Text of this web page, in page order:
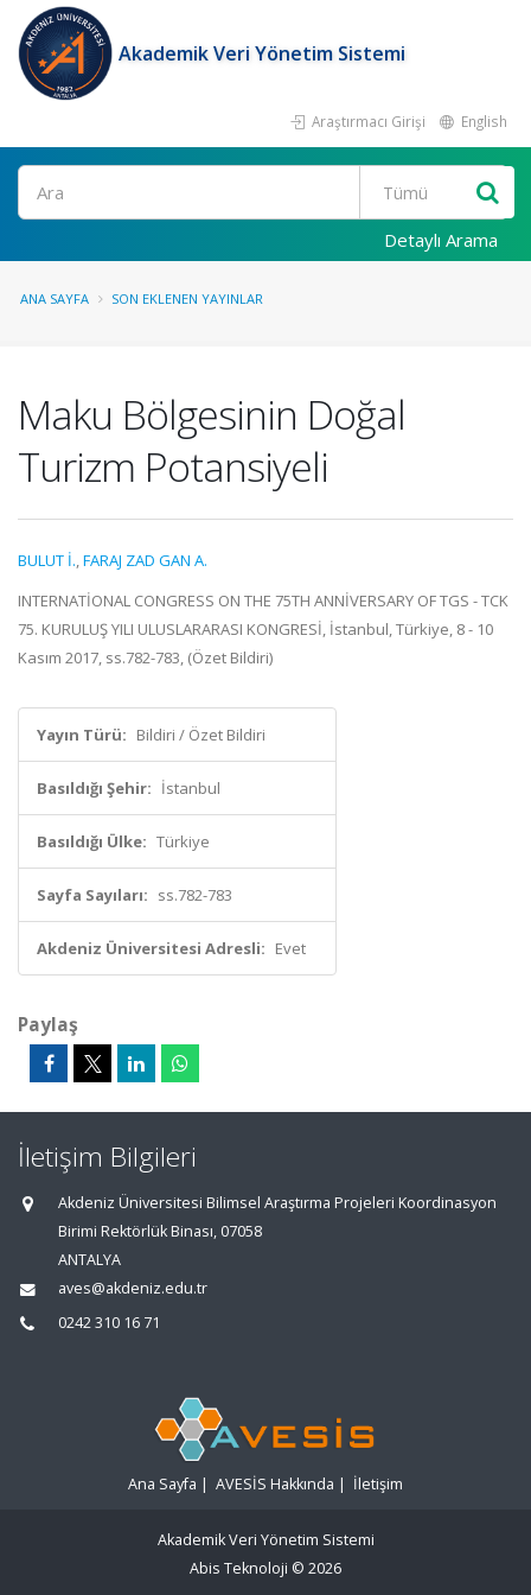
Akademik Veri Yönetim Sistemi
Araştırmacı Girişi English
Ara
Detaylı Arama
ANA SAYFA SON EKLENEN YAYINLAR
Maku Bölgesinin Doğal
Turizm Potansiyeli
BULUT İ.,FARAJ ZAD GAN A.
INTERNATİONAL CONGRESS ON THE 75TH ANNİVERSARY OF TGS - TCK
75. KURULUŞ YILI ULUSLARARASI KONGRESİ, İstanbul, Türkiye, 8 - 10
Kasım 2017, ss.782-783, (Özet Bildiri)
Yayın Türü: Bildiri / Özet Bildiri
Basıldığı Şehir: İstanbul
Basıldığı Ülke: Türkiye
Sayfa Sayıları: ss.782-783
Akdeniz Üniversitesi Adresli: Evet
Paylaş
İletişim Bilgileri
Akdeniz Üniversitesi Bilimsel Araştırma Projeleri Koordinasyon
Birimi Rektörlük Binası, 07058
ANTALYA
aves@akdeniz.edu.tr
0242 310 16 71
Ana Sayfa | AVESİS Hakkında | İletişim
Akademik Veri Yönetim Sistemi
Abis Teknoloji © 2026